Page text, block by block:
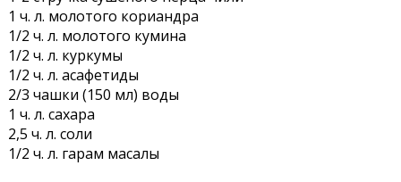
1 ч. л. молотого кориандра
1/2 ч. л. молотого кумина
1/2 ч. л. куркумы
1/2 ч. л. асафетиды
2/3 чашки (150 мл) воды
1 ч. л. сахара
2,5 ч. л. соли
1/2 ч. л. гарам масалы